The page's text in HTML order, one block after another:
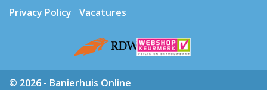
Privacy Policy
Vacatures
© 2026 - Banierhuis Online